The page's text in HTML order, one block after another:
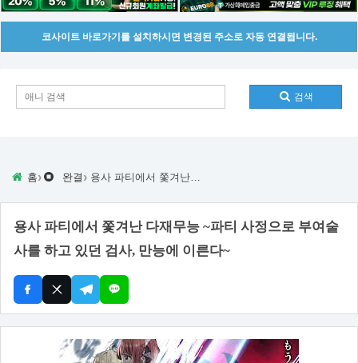
코사이트 바로가기를 설치하시면 변경된 주소로 자동 연결됩니다.
검색
홈› 완결 › 용사 파티에서 쫓겨난 다재무능 ~파티 사정으로 부여술사를 하고 있던 검사, 만능에 이른다~
용사 파티에서 쫓겨난 다재무능 ~파티 사정으로 부여술
사를 하고 있던 검사, 만능에 이른다~